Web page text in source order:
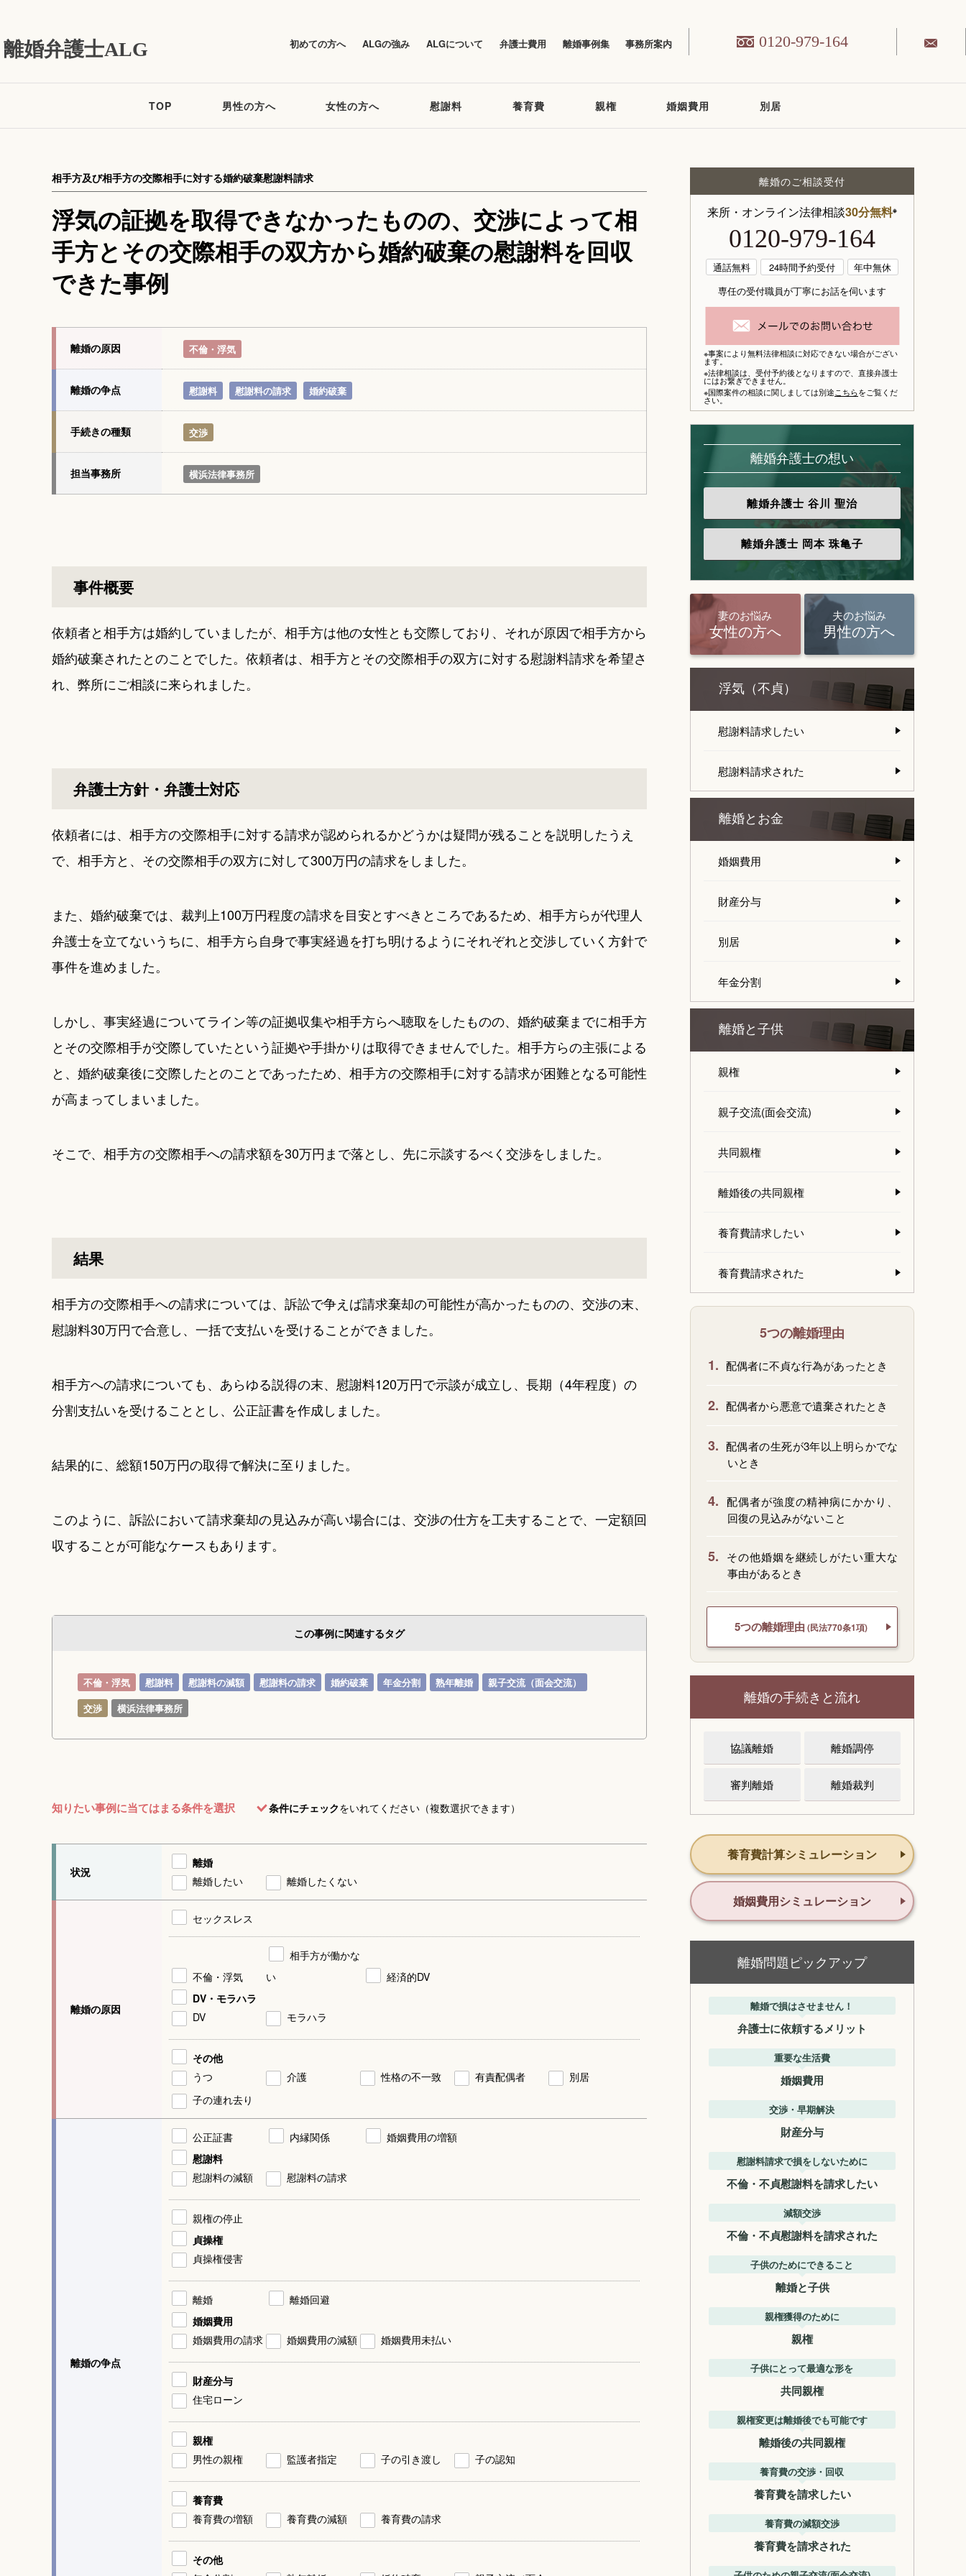
離婚弁護士ALG 初めての方へ ALGの強み ALGについて 弁護士費用 離婚事例集 事務所案内 0120-979-164
TOP 男性の方へ 女性の方へ 慰謝料 養育費 親権 婚姻費用 別居
浮気の証拠を取得できなかったものの、交渉によって相
手方とその交際相手の双方から婚約破棄の慰謝料を回収
できた事例
相手方及び相手方の交際相手に対する婚約破棄慰謝料請求
離婚の原因 不倫・浮気
離婚の争点 慰謝料 慰謝料の請求 婚約破棄
手続きの種類 交渉
担当事務所 横浜法律事務所
事件概要
依頼者と相手方は婚約していましたが、相手方は他の女性とも交際しており、それが原因で相手方から
婚約破棄されたとのことでした。依頼者は、相手方とその交際相手の双方に対する慰謝料請求を希望さ
れ、弊所にご相談に来られました。
弁護士方針・弁護士対応
依頼者には、相手方の交際相手に対する請求が認められるかどうかは疑問が残ることを説明したうえ
で、相手方と、その交際相手の双方に対して300万円の請求をしました。
また、婚約破棄では、裁判上100万円程度の請求を目安とすべきところであるため、相手方らが代理人
弁護士を立てないうちに、相手方ら自身で事実経過を打ち明けるようにそれぞれと交渉していく方針で
事件を進めました。
しかし、事実経過についてライン等の証拠収集や相手方らへ聴取をしたものの、婚約破棄までに相手方
とその交際相手が交際していたという証拠や手掛かりは取得できませんでした。相手方らの主張による
と、婚約破棄後に交際したとのことであったため、相手方の交際相手に対する請求が困難となる可能性
が高まってしまいました。
そこで、相手方の交際相手への請求額を30万円まで落とし、先に示談するべく交渉をしました。
結果
相手方の交際相手への請求については、訴訟で争えば請求棄却の可能性が高かったものの、交渉の末、
慰謝料30万円で合意し、一括で支払いを受けることができました。
相手方への請求についても、あらゆる説得の末、慰謝料120万円で示談が成立し、長期（4年程度）の
分割支払いを受けることとし、公正証書を作成しました。
結果的に、総額150万円の取得で解決に至りました。
このように、訴訟において請求棄却の見込みが高い場合には、交渉の仕方を工夫することで、一定額回
収することが可能なケースもあります。
この事例に関連するタグ
不倫・浮気 慰謝料 慰謝料の減額 慰謝料の請求 婚約破棄 年金分割 熟年離婚
親子交流（面会交流）
交渉
横浜法律事務所
知りたい事例に当てはまる条件を選択 条件にチェックをいれてください（複数選択できます）
状況
離婚
離婚したい
離婚したくない
離婚の原因
セックスレス
不倫・浮気
相手方が働かな
い
経済的DV
DV・モラハラ
DV
モラハラ
その他
うつ
介護 性格の不一致 有責配偶者
別居
子の連れ去り
離婚の争点
公正証書 内縁関係
婚姻費用の増額
慰謝料
慰謝料の減額
慰謝料の請求
親権の停止
貞操権
貞操権侵害
離婚
離婚回避
婚姻費用
婚姻費用の請求
婚姻費用の減額 婚姻費用未払い
財産分与
住宅ローン
親権
男性の親権
監護者指定 子の引き渡し 子の認知
養育費
養育費の増額
養育費の減額 養育費の請求
その他
離婚のご相談受付
来所・オンライン法律相談30分無料※
0120-979-164
通話無料 24時間予約受付
年中無休
専任の受付職員が丁寧にお話を伺います
※事案により無料法律相談に対応できない場合がござい
ます。
※法律相談は、 受付予約後となりますので、 直接弁護士
にはお繋ぎできません。
※国際案件の相談に関しましては別途こちらをご覧くだ
さい。
離婚弁護士の想い
離婚弁護士 谷川 聖治
離婚弁護士 岡本 珠亀子
妻のお悩み
女性の方へ
夫のお悩み
男性の方へ
浮気（不貞）
慰謝料請求したい
慰謝料請求された
離婚とお金
婚姻費用
財産分与
別居
年金分割
離婚と子供
親権
親子交流(面会交流)
共同親権
離婚後の共同親権
養育費請求したい
養育費請求された
5つの離婚理由
1. 配偶者に不貞な行為があったとき
2. 配偶者から悪意で遺棄されたとき
3. 配偶者の生死が3年以上明らかでな
いとき
4. 配偶者が強度の精神病にかかり、
回復の見込みがないこと
5.
その他婚姻を継続しがたい重大な
事由があるとき
5つの離婚理由 (民法770条1項)
離婚の手続きと流れ
協議離婚 離婚調停
審判離婚 離婚裁判
養育費計算シミュレーション
婚姻費用シミュレーション
離婚問題ピックアップ
離婚で損はさせません！
弁護士に依頼するメリット
重要な生活費
婚姻費用
交渉・早期解決
財産分与
慰謝料請求で損をしないために
不倫・不貞慰謝料を請求したい
減額交渉
不倫・不貞慰謝料を請求された
子供のためにできること
離婚と子供
親権獲得のために
親権
子供にとって最適な形を
共同親権
親権変更は離婚後でも可能です
離婚後の共同親権
養育費の交渉・回収
養育費を請求したい
養育費の減額交渉
養育費を請求された